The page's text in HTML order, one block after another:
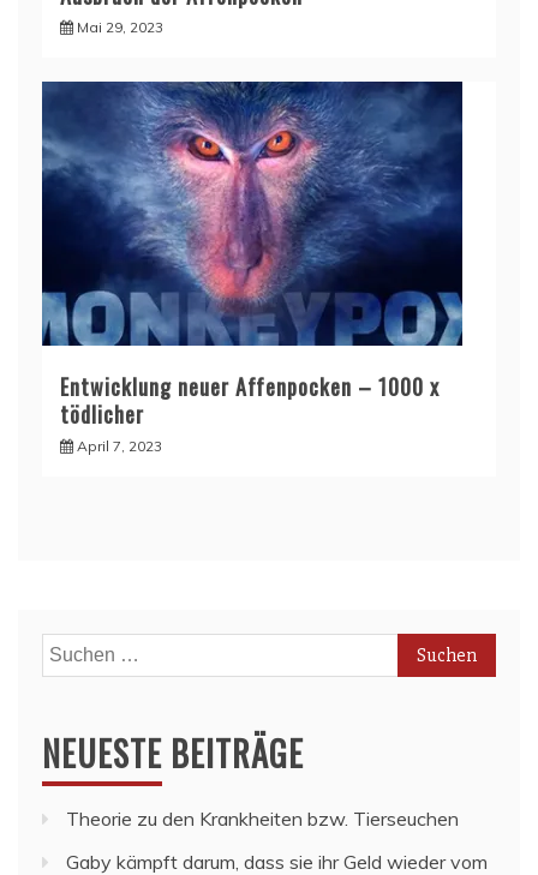
Mai 29, 2023
Entwicklung neuer Affenpocken – 1000 x
tödlicher
April 7, 2023
Suchen
nach:
NEUESTE BEITRÄGE
Theorie zu den Krankheiten bzw. Tierseuchen
Gaby kämpft darum, dass sie ihr Geld wieder vom